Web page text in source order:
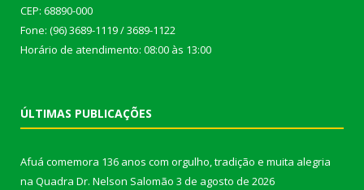
CEP: 68890-000
Fone: (96) 3689-1119 / 3689-1122
Horário de atendimento: 08:00 às 13:00
ÚLTIMAS PUBLICAÇÕES
Afuá comemora 136 anos com orgulho, tradição e muita alegria
na Quadra Dr. Nelson Salomão 3 de agosto de 2026